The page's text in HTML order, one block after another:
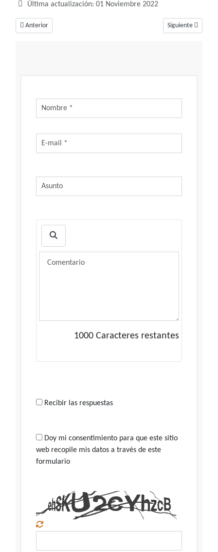
Última actualización: 01 Noviembre 2022
Artículo anterior: Soñar con termitas, un sueño con sabotaje y secretos
Anterior Artículo siguiente:
Siguiente
1000 Caracteres restantes
Recibir las respuestas
Doy mi consentimiento para que este sitio
web recopile mis datos a través de este
formulario